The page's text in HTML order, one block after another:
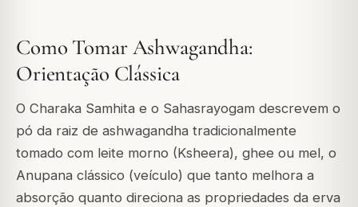
Como Tomar Ashwagandha:
Orientação Clássica
O Charaka Samhita e o Sahasrayogam descrevem o
pó da raiz de ashwagandha tradicionalmente
tomado com leite morno (Ksheera), ghee ou mel, o
Anupana clássico (veículo) que tanto melhora a
absorção quanto direciona as propriedades da erva